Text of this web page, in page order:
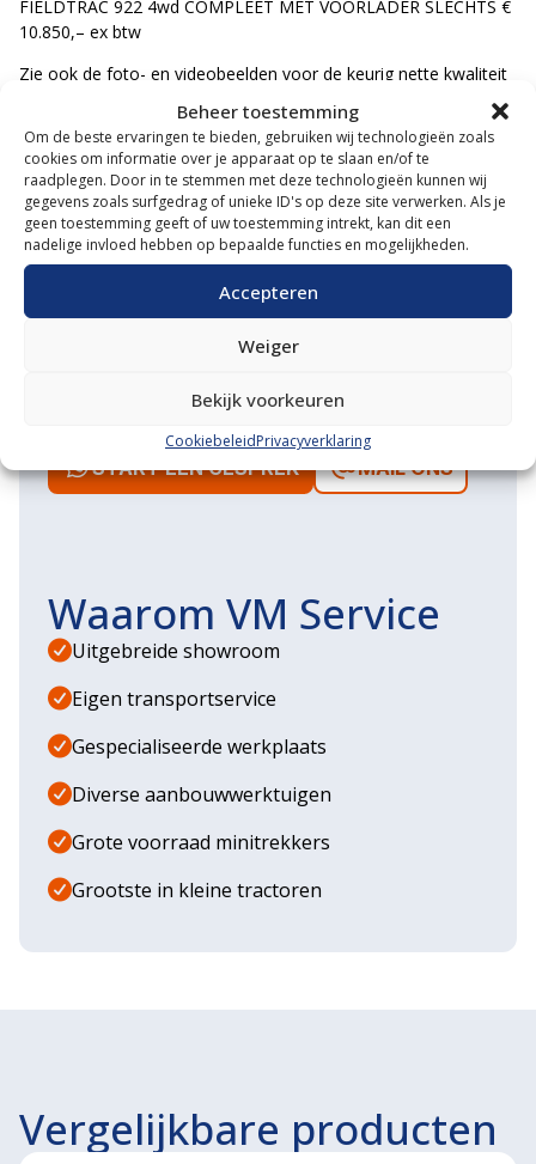
Beheer toestemming
Om de beste ervaringen te bieden, gebruiken wij technologieën zoals
cookies om informatie over je apparaat op te slaan en/of te
raadplegen. Door in te stemmen met deze technologieën kunnen wij
gegevens zoals surfgedrag of unieke ID's op deze site verwerken. Als je
geen toestemming geeft of uw toestemming intrekt, kan dit een
nadelige invloed hebben op bepaalde functies en mogelijkheden.
Accepteren
Weiger
Bekijk voorkeuren
CookiebeleidPrivacyverklaring
FIELDTRAC 922 4wd COMPLEET MET VOORLADER SLECHTS €
10.850,– ex btw
Zie ook de foto- en videobeelden voor de keurig nette kwaliteit
P
L
A
N
E
E
N
P
R
O
E
F
RI
T!
Neem direct
contact op
MET ONZE EXPERT
MATHIJS
START EEN GESPREK MAIL ONS
Waarom VM Service
Uitgebreide showroom
Eigen transportservice
Gespecialiseerde werkplaats
Diverse aanbouwwerktuigen
Grote voorraad minitrekkers
Grootste in kleine tractoren
Vergelijkbare producten